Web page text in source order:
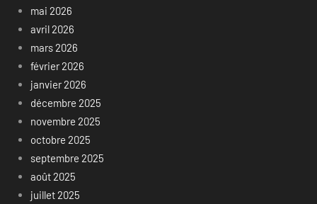
mai 2026
avril 2026
mars 2026
février 2026
janvier 2026
décembre 2025
novembre 2025
octobre 2025
septembre 2025
août 2025
juillet 2025